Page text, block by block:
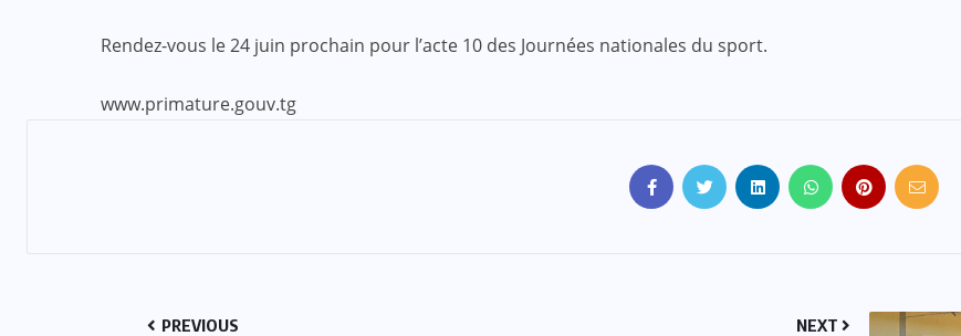
Rendez-vous le 24 juin prochain pour l’acte 10 des Journées nationales du sport.
www.primature.gouv.tg
PREVIOUS NEXT
Evala 2024 : Une présence